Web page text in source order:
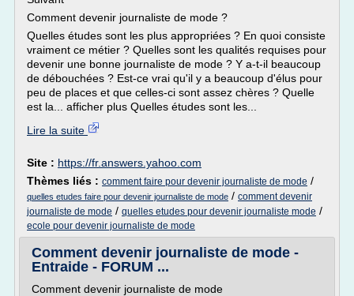
Comment devenir journaliste de mode ?
Quelles études sont les plus appropriées ? En quoi consiste
vraiment ce métier ? Quelles sont les qualités requises pour
devenir une bonne journaliste de mode ? Y a-t-il beaucoup
de débouchées ? Est-ce vrai qu'il y a beaucoup d'élus pour
peu de places et que celles-ci sont assez chères ? Quelle
est la... afficher plus Quelles études sont les...
Lire la suite
Site : https://fr.answers.yahoo.com
Thèmes liés : comment faire pour devenir journaliste de mode /
quelles etudes faire pour devenir journaliste de mode / comment devenir
journaliste de mode / quelles etudes pour devenir journaliste mode /
ecole pour devenir journaliste de mode
Comment devenir journaliste de mode -
Entraide - FORUM ...
Comment devenir journaliste de mode